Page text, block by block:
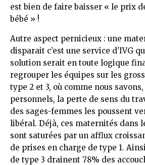
est bien de faire baisser « le prix
bébé » !
Autre aspect pernicieux : une
disparait c’est une service d’IVG
solution serait en toute logique
regrouper les équipes sur les
type 2 et 3, où comme nous
personnels, la perte de sens du
des sages-femmes les poussent
libéral. Déjà, ces maternités dans
sont saturées par un afflux
de prises en charge de type 1.
de type 3 drainent 78% des